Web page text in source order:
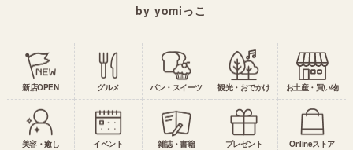
by yomiっこ
新店OPEN グルメ パン・スイーツ 観光・おでかけ お土産・買い物
美容・癒し イベント 雑誌・書籍 プレゼント Onlineストア